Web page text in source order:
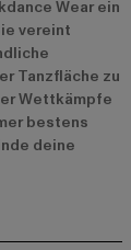
Wear ein
vereint
Tanzfläche zu
Wettkämpfe
bestens
deine